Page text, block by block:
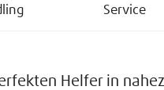
Service
Helfer in